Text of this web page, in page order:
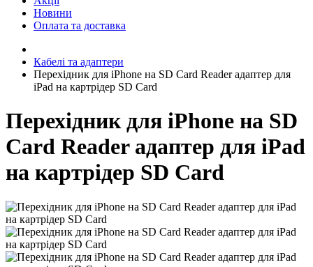
Новини
Оплата та доставка
Кабелі та адаптери
Перехідник для iPhone на SD Card Reader адаптер для
iPad на картрідер SD Card
Перехідник для iPhone на SD
Card Reader адаптер для iPad
на картрідер SD Card